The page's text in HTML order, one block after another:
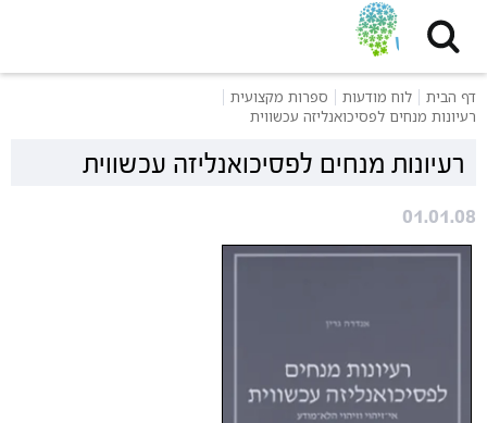
דף הבית לוח מודעות
ספרות מקצועית
רעיונות מנחים לפסיכואנליזה עכשווית
רעיונות מנחים לפסיכואנליזה עכשווית
01.01.08